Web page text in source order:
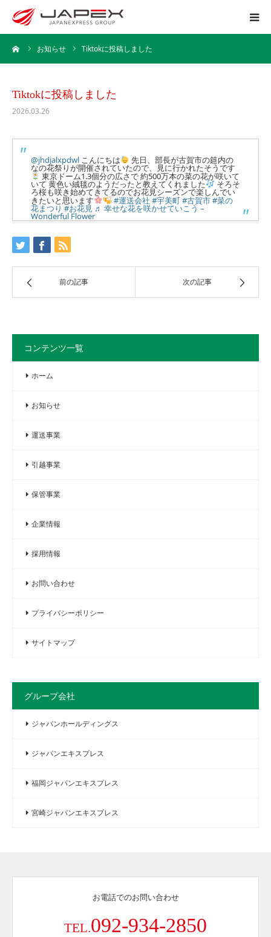
お知らせ Tiktokに投稿しました
Tiktokに投稿しました
2026.03.26
@jhdjalxpdwl こんにちは 先日、部長が古賀市の筵内の
なの花祭りが開催されていたので、見に行かれたそうです
東京ドーム1.3個分の広さで 約500万本の菜の花が咲いて
いて 黄色い絨毯のようだったと教えてくれました そろそ
ろ桜も咲き始めてきてるのでお花見シーズンで楽しんでい
きたいと思います #運送会社 #宇美町#古賀市#菜の
花まつり #お花見 ♬ 幸せな花を咲かせていこう –
Wonderful Flower
前の記事 次の記事
コンテンツ一覧
ホーム
お知らせ
運送事業
引越事業
保管事業
企業情報
採用情報
お問い合わせ
プライバシーポリシー
サイトマップ
グループ会社
ジャパンホールディングス
ジャパンエキスプレス
福岡ジャパンエキスプレス
宮崎ジャパンエキスプレス
お電話でのお問い合わせ
TEL.092-934-2850
ホーム
保管事業
企業情報
採用情報